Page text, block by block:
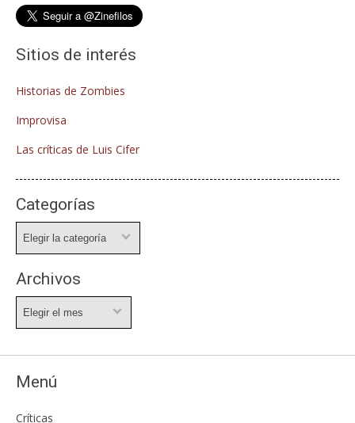
Sitios de interés
Historias de Zombies
Improvisa
Las críticas de Luis Cifer
Categorías
Archivos
Menú
Críticas